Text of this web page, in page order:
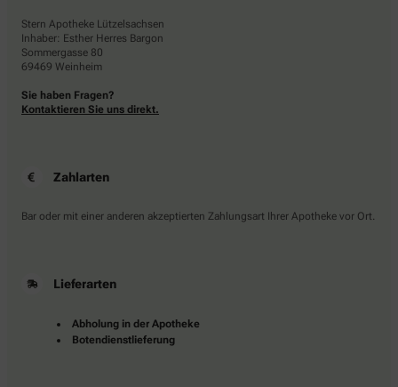
Stern Apotheke Lützelsachsen
Inhaber: Esther Herres Bargon
Sommergasse 80
69469 Weinheim
Sie haben Fragen?
Kontaktieren Sie uns direkt.
Zahlarten
Bar oder mit einer anderen akzeptierten Zahlungsart Ihrer Apotheke vor Ort.
Lieferarten
Abholung in der Apotheke
Botendienstlieferung